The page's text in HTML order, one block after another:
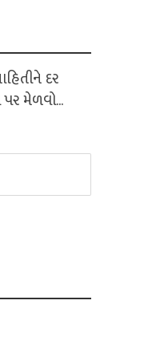
દર
મેળવો...